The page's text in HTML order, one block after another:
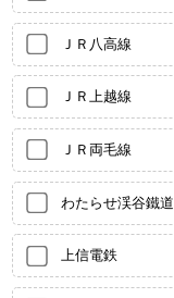
ＪＲ八高線
ＪＲ上越線
ＪＲ両毛線
わたらせ渓谷鐵道
上信電鉄